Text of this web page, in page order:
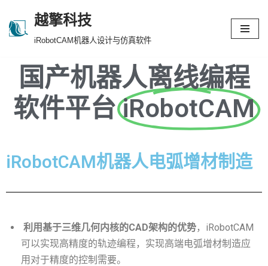
跳
越擎科技
iRobotCAM机器人设计与仿真软件
国产机器人离线编程
软件平台 iRobotCAM
iRobotCAM机器人电弧增材制造
利用基于三维几何内核的CAD架构的优势，iRobotCAM
可以实现高精度的轨迹编程，实现高端电弧增材制造应
用对于精度的控制需要。